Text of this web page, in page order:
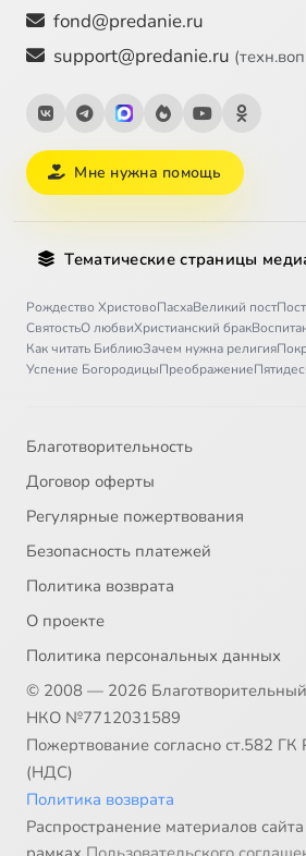
fond@predanie.ru
support@predanie.ru
Мне нужна помощь
Тематические страницы
Рождество ХристовоПасхаВеликий постПост
СвятостьО любвиХристианский брак
Как читать БиблиюЗачем нужна религия
Успение БогородицыПреображение
Благотворительность
Договор оферты
Регулярные пожертвования
Безопасность платежей
Политика возврата
О проекте
Политика персональных данных
© 2008 — 2026
НКО №7712031589
Пожертвование согласно ст.582 ГК
(НДС)
Политика возврата
Распространение материалов